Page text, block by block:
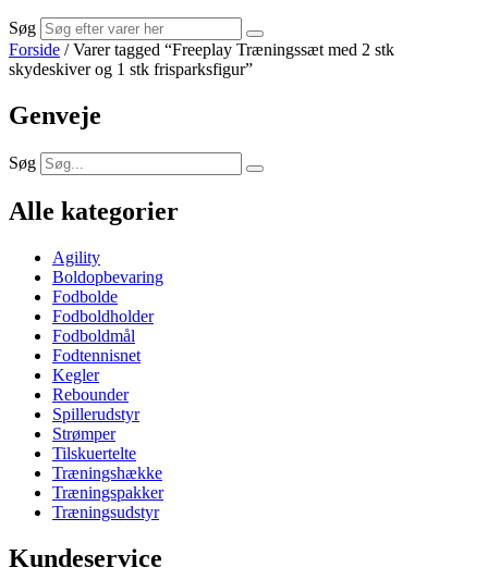
Søg
Forside / Varer tagged “Freeplay Træningssæt med 2 stk
skydeskiver og 1 stk frisparksfigur”
Genveje
Søg
Alle kategorier
Agility
Boldopbevaring
Fodbolde
Fodboldholder
Fodboldmål
Fodtennisnet
Kegler
Rebounder
Spillerudstyr
Strømper
Tilskuertelte
Træningshække
Træningspakker
Træningsudstyr
Kundeservice